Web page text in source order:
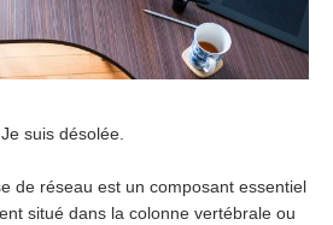
Je suis désolée.
de réseau est un composant essentiel
situé dans la colonne vertébrale ou